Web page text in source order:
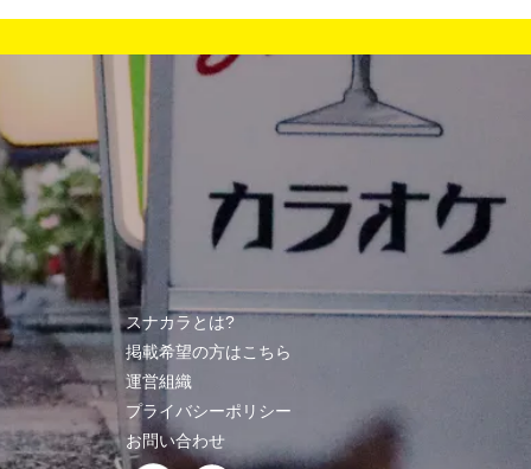
スナカラとは?
掲載希望の方はこちら
運営組織
プライバシーポリシー
お問い合わせ